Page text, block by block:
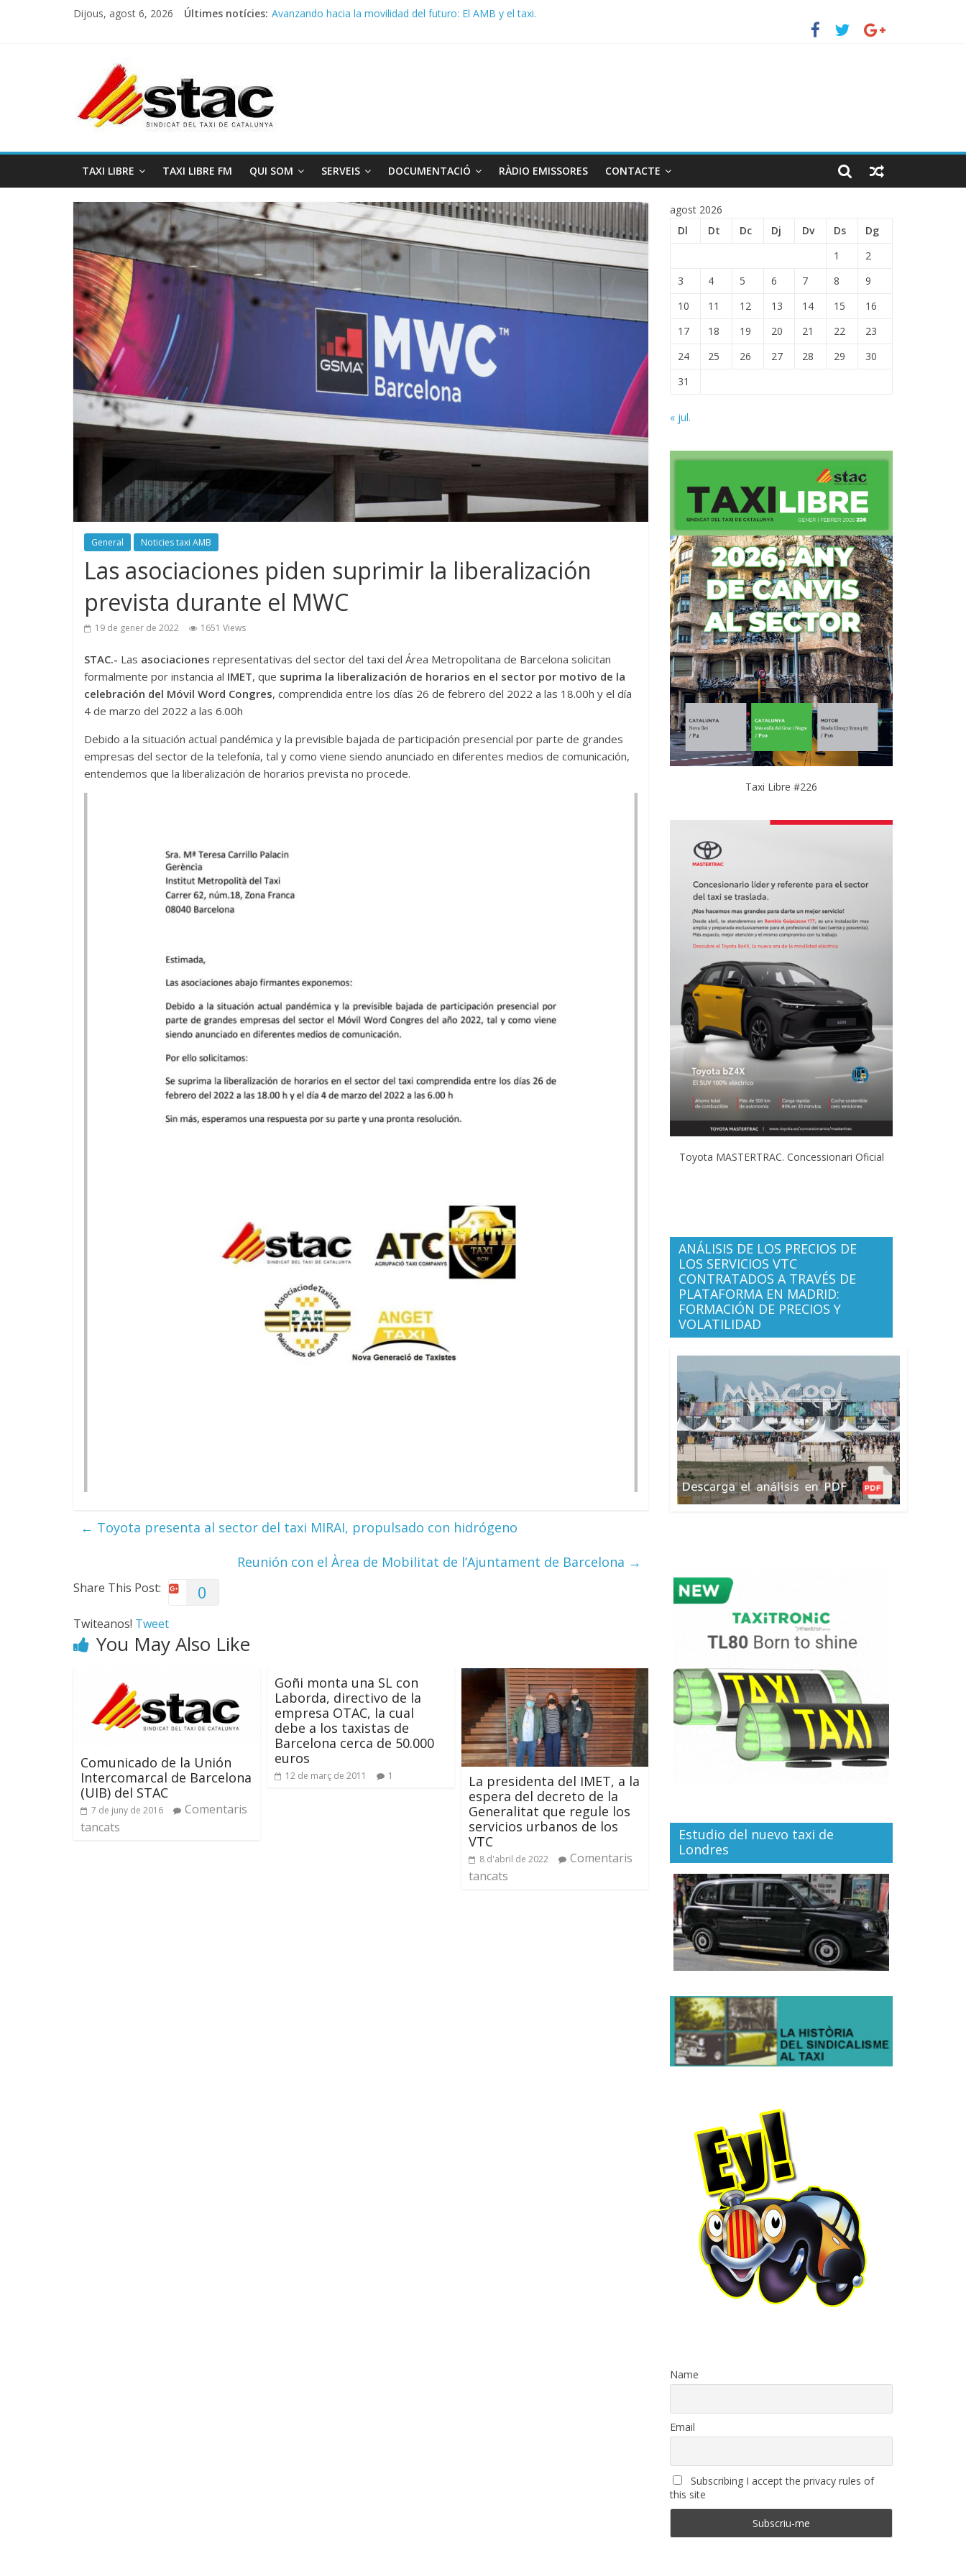
Dijous, agost 6, 2026 Últimes notícies: Avanzando hacia la movilidad del futuro: El AMB y el taxi.
TAXI LIBRE TAXI LIBRE FM QUI SOM SERVEIS DOCUMENTACIÓ RÀDIO EMISSORES CONTACTE
General Noticies taxi AMB
Las asociaciones piden suprimir la liberalización
prevista durante el MWC
19 de gener de 2022 1651 Views
STAC.- Las asociaciones representativas del sector del taxi del Área Metropolitana de Barcelona solicitan
formalmente por instancia al IMET, que suprima la liberalización de horarios en el sector por motivo de la
celebración del Móvil Word Congres, comprendida entre los días 26 de febrero del 2022 a las 18.00h y el día
4 de marzo del 2022 a las 6.00h
Debido a la situación actual pandémica y la previsible bajada de participación presencial por parte de grandes
empresas del sector de la telefonía, tal y como viene siendo anunciado en diferentes medios de comunicación,
entendemos que la liberalización de horarios prevista no procede.
← Toyota presenta al sector del taxi MIRAI, propulsado con hidrógeno
Reunión con el Àrea de Mobilitat de l’Ajuntament de Barcelona →
Share This Post: 0
Twiteanos! Tweet
You May Also Like
Comunicado de la Unión
Intercomarcal de Barcelona
(UIB) del STAC
7 de juny de 2016
Comentaris
tancats
Goñi monta una SL con
Laborda, directivo de la
empresa OTAC, la cual
debe a los taxistas de
Barcelona cerca de 50.000
euros
12 de març de 2011 1
La presidenta del IMET, a la
espera del decreto de la
Generalitat que regule los
servicios urbanos de los
VTC
8 d'abril de 2022
Comentaris
tancats
agost 2026
Dl
Dt Dc Dj Dv Ds
Dg
1
2
3
4 5 6 7 8
9
10
11 12 13 14 15
16
17
18 19 20 21 22
23
24
25 26 27 28 29
30
31
« jul.
Taxi Libre #226
Toyota MASTERTRAC. Concessionari Oficial
ANÁLISIS DE LOS PRECIOS DE
LOS SERVICIOS VTC
CONTRATADOS A TRAVÉS DE
PLATAFORMA EN MADRID:
FORMACIÓN DE PRECIOS Y
VOLATILIDAD
Estudio del nuevo taxi de
Londres
Name
Email
Subscribing I accept the privacy rules of
this site